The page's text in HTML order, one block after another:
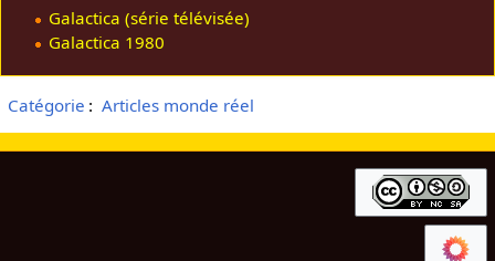
Galactica (série télévisée)
Galactica 1980
Catégorie : Articles monde réel